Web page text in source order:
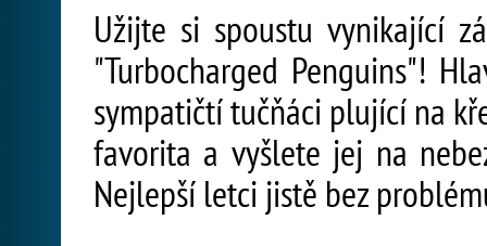
Užijte si spoustu vynikající
"Turbocharged Penguins"!
sympatičtí tučňáci plující na
favorita a vyšlete jej na
Nejlepší letci jistě bez